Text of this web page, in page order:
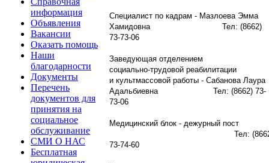
информация
Объявления
Вакансии
Оказать помощь
Наши
благодарности
Документы
Перечень
документов для
принятия на
социальное
обслуживание
СМИ О НАС
Бесплатная
Специалист по кадрам - Мазлоева Эмма
Хамидовна Тел: (8662)
73-73-06
Заведующая отделением
социально-трудовой реабилитации
и культмассовой работы - Сабанова Лаура
Адальбиевна Тел: (8662) 73-
73-06
Медицинский блок - дежурный пост
Тел:
73-74-60